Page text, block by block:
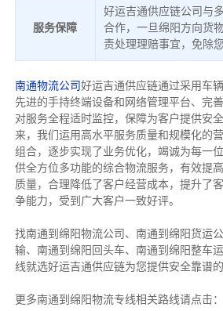
服务保障
好运吉通供应链公司与
合作，一旦绵阳方向货
责处理理赔事宜，免除
南通物流公司好运吉通供应链通过采用车
先进的手持终端设备和网络管理平台、完
对服务全程适时监控，保障为客户提供安
来，我们运用高水平服务质量和规模化的
组合，逐步实现了业务优化，竭诚为每一
供全方位多功能的综合物流服务，有效提
质量，合理降低了客户经营成本，提升了
争能力，受到广大客户一致好评。
找南通到绵阳物流公司、南通到绵阳货运
输、南通到绵阳回头车、南通到绵阳整车
线就选好运吉通供应链为您提供安全靠谱
更多南通到绵阳物流专线相关路线请点击：